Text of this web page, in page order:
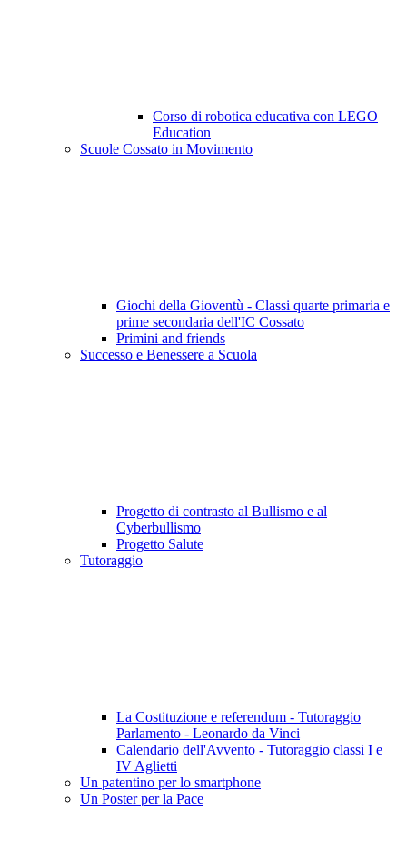
Corso di robotica educativa con LEGO
Education
Scuole Cossato in Movimento
Giochi della Gioventù - Classi quarte primaria e
prime secondaria dell'IC Cossato
Primini and friends
Successo e Benessere a Scuola
Progetto di contrasto al Bullismo e al
Cyberbullismo
Progetto Salute
Tutoraggio
La Costituzione e referendum - Tutoraggio
Parlamento - Leonardo da Vinci
Calendario dell'Avvento - Tutoraggio classi I e
IV Aglietti
Un patentino per lo smartphone
Un Poster per la Pace